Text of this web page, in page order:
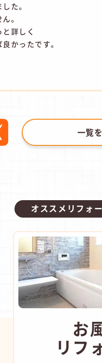
た。
。
詳しく
かったです。
一覧
オススメリフォ
お
リフ